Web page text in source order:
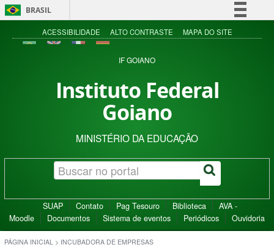
BRASIL
Simplifique!
Acesso à informação
ACESSIBILIDADE ALTO CONTRASTE MAPA DO SITE
IF GOIANO
Instituto Federal
Goiano
MINISTÉRIO DA EDUCAÇÃO
SUAP Contato Pag Tesouro Biblioteca
AVA -
Moodle
Documentos Sistema de eventos Periódicos Ouvidoria
PÁGINA INICIAL > INCUBADORA DE EMPRESAS